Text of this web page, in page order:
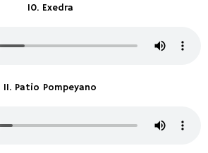
10. Exedra
11. Patio Pompeyano